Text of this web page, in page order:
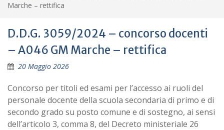
Marche – rettifica
D.D.G. 3059/2024 – concorso docenti
– A046 GM Marche – rettifica
20 Maggio 2026
Concorso per titoli ed esami per l’accesso ai ruoli del
personale docente della scuola secondaria di primo e di
secondo grado su posto comune e di sostegno, ai sensi
dell’articolo 3, comma 8, del Decreto ministeriale 26